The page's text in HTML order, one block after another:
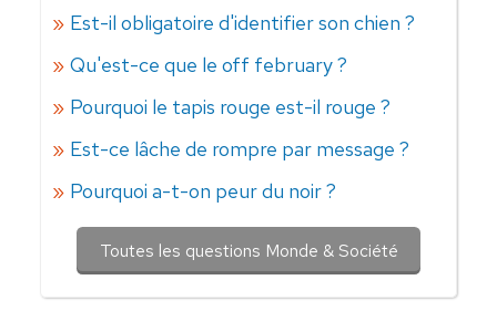
Est-il obligatoire d'identifier son chien ?
Qu'est-ce que le off february ?
Pourquoi le tapis rouge est-il rouge ?
Est-ce lâche de rompre par message ?
Pourquoi a-t-on peur du noir ?
Toutes les questions Monde & Société